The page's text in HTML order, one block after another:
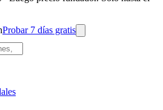
Probar 7 días gratis